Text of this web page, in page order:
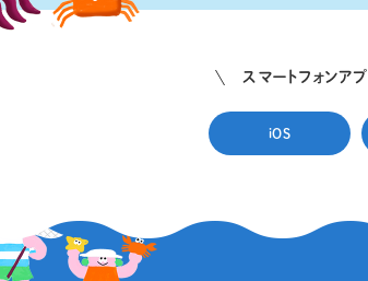
スマートフォンア
iOS